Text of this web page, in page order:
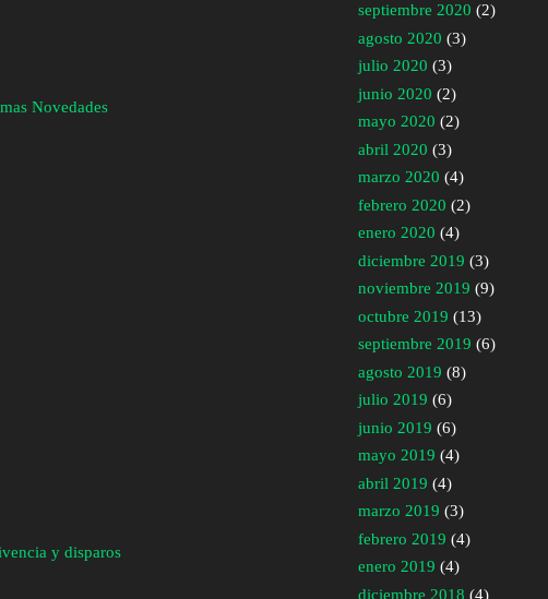
Novedades
y disparos
septiembre 2020 (2)
agosto 2020 (3)
julio 2020 (3)
junio 2020 (2)
mayo 2020 (2)
abril 2020 (3)
marzo 2020 (4)
febrero 2020 (2)
enero 2020 (4)
diciembre 2019 (3)
noviembre 2019 (9)
octubre 2019 (13)
septiembre 2019 (6)
agosto 2019 (8)
julio 2019 (6)
junio 2019 (6)
mayo 2019 (4)
abril 2019 (4)
marzo 2019 (3)
febrero 2019 (4)
enero 2019 (4)
diciembre 2018 (4)